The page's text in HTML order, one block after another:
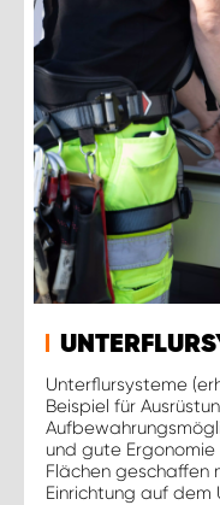
Unterflursysteme
Beispiel für
und gute
Flächen geschaffen
Einrichtung auf dem